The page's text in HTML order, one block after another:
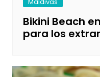
Bikini Beach
para los